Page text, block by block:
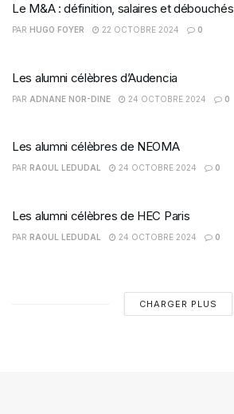
Le M&A : définition, salaires et débouchés
PAR HUGO FOYER 22 OCTOBRE 2024 0
Les alumni célèbres d’Audencia
PAR ADNANE NOR-DINE 24 OCTOBRE 2024 0
Les alumni célèbres de NEOMA
PAR RAOUL LEDUDAL 24 OCTOBRE 2024 0
Les alumni célèbres de HEC Paris
PAR RAOUL LEDUDAL 24 OCTOBRE 2024 0
CHARGER PLUS